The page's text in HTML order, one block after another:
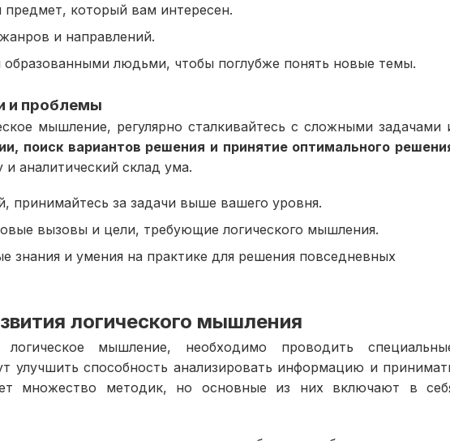
предмет, который вам интересен.
и направлений.
людьми, чтобы поглубже понять новые темы.
и проблемы
мышление, регулярно сталкивайтесь с сложными задачами
поиск вариантов решения и принятие оптимального
аналитический склад ума.
принимайтесь за задачи выше вашего уровня.
вызовы и цели, требующие логического мышления.
знания и умения на практике для решения повседневных
логического мышления
мышление, необходимо проводить
улучшить способность анализировать информацию и
множество методик, но основные из них включают в